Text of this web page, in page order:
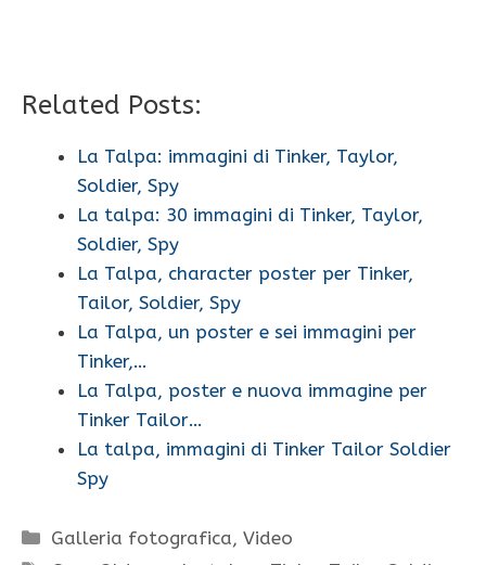
Related Posts:
La Talpa: immagini di Tinker, Taylor,
Soldier, Spy
La talpa: 30 immagini di Tinker, Taylor,
Soldier, Spy
La Talpa, character poster per Tinker,
Tailor, Soldier, Spy
La Talpa, un poster e sei immagini per
Tinker,…
La Talpa, poster e nuova immagine per
Tinker Tailor…
La talpa, immagini di Tinker Tailor Soldier
Spy
Categorie
Galleria fotografica,Video